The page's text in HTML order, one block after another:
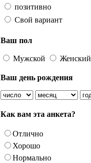
позитивно
Свой вариант
Ваш пол
Мужской Женский
Ваш день рождения
Как вам эта анкета?
Отлично
Хорошо
Нормально